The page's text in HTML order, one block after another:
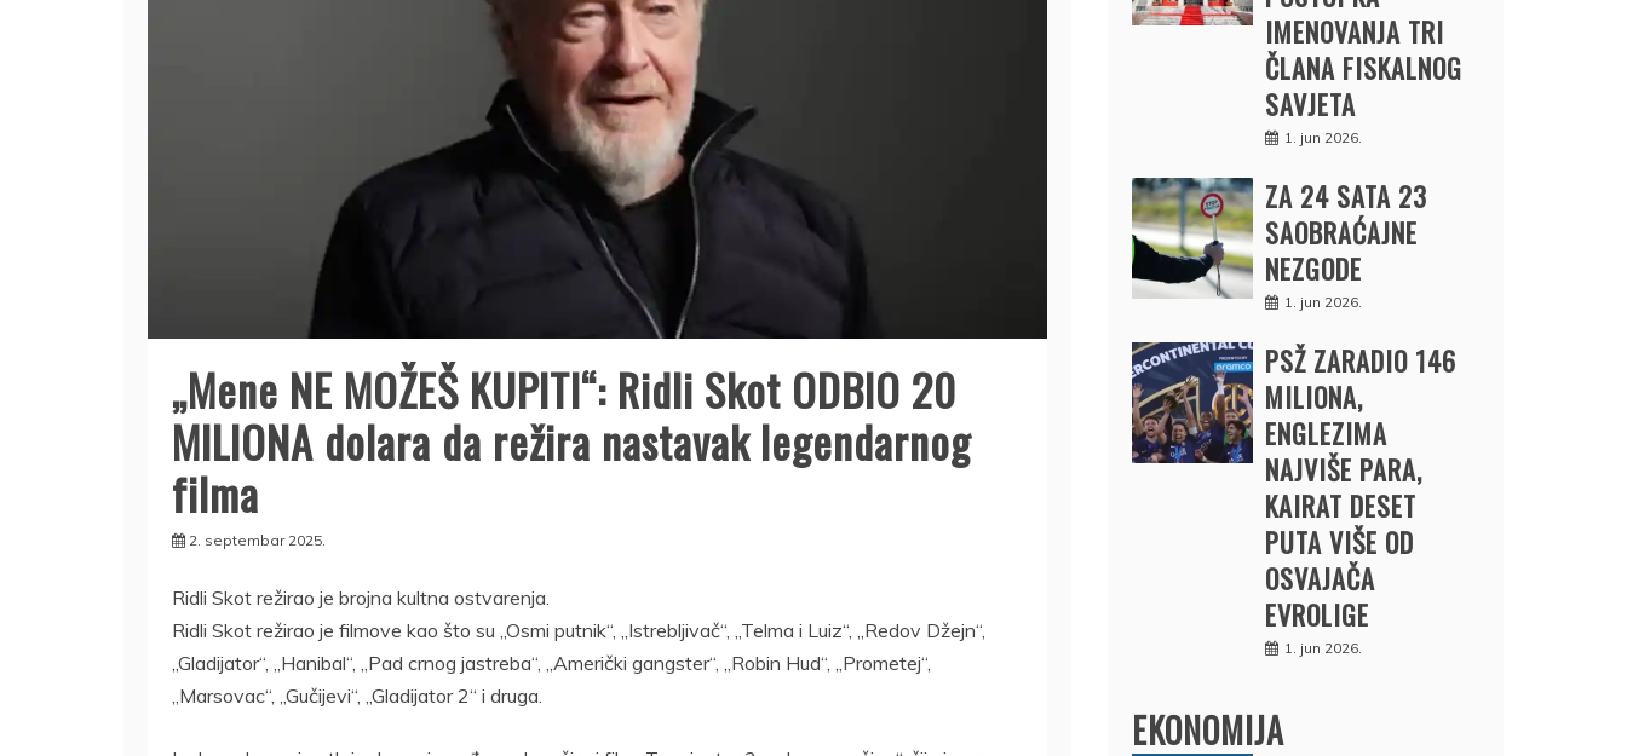
„Mene NE MOŽEŠ KUPITI“: Ridli Skot ODBIO 20
MILIONA dolara da režira nastavak legendarnog
filma
2. septembar 2025.
Ridli Skot režirao je brojna kultna ostvarenja.
Ridli Skot režirao je filmove kao što su „Osmi putnik“, „Istrebljivač“, „Telma i Luiz“, „Redov Džejn“,
„Gladijator“, „Hanibal“, „Pad crnog jastreba“, „Američki gangster“, „Robin Hud“, „Prometej“,
„Marsovac“, „Gučijevi“, „Gladijator 2“ i druga.
IMENOVANJA TRI
ČLANA FISKALNOG
SAVJETA
1. jun 2026.
ZA 24 SATA 23
SAOBRAĆAJNE
NEZGODE
1. jun 2026.
PSŽ ZARADIO 146
MILIONA,
ENGLEZIMA
NAJVIŠE PARA,
KAIRAT DESET
PUTA VIŠE OD
OSVAJAČA
EVROLIGE
1. jun 2026.
EKONOMIJA